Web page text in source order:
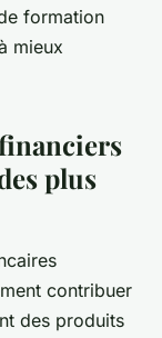
formation
mieux
plus
contribuer
des produits